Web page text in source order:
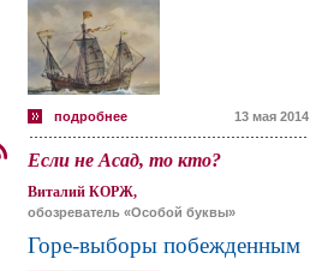
подробнее 13 мая 2014
Если не Асад, то кто?
Виталий КОРЖ,
обозреватель «Особой буквы»
Горе-выборы побежденным